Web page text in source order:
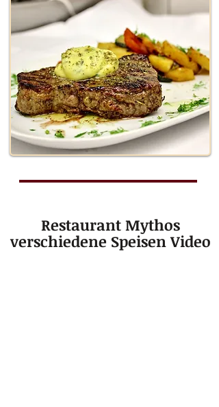
Restaurant Mythos
verschiedene Speisen Video